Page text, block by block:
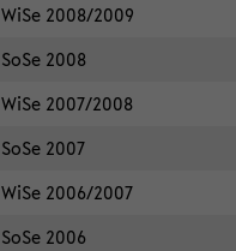
WiSe 2008/2009
SoSe 2008
WiSe 2007/2008
SoSe 2007
WiSe 2006/2007
SoSe 2006